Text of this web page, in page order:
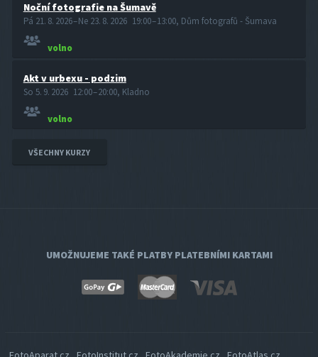
Noční fotografie na Šumavě
Pá 21. 8. 2026 – Ne 23. 8. 2026 19:00 – 13:00, Dům fotografů - Šumava
volno
Akt v urbexu - podzim
So 5. 9. 2026 12:00 – 20:00, Kladno
volno
VŠECHNY KURZY
UMOŽNUJEME TAKÉ PLATBY PLATEBNÍMI KARTAMI